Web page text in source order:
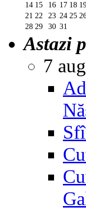
14 15 16 17 18
21 22 23 24 25
28 29 30 31
Astazi
7